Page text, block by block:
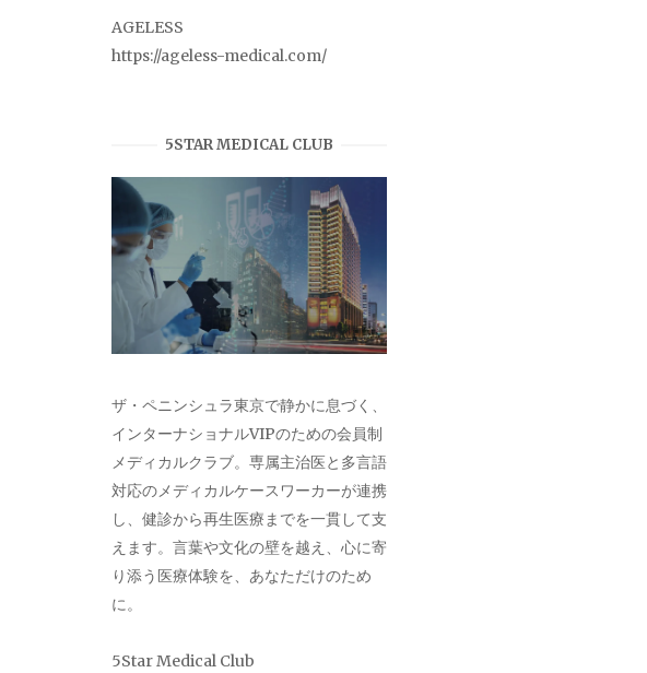
AGELESS
https://ageless-medical.com/
5STAR MEDICAL CLUB
ザ・ペニンシュラ東京で静かに息づく、
インターナショナルVIPのための会員制
メディカルクラブ。専属主治医と多言語
対応のメディカルケースワーカーが連携
し、健診から再生医療までを一貫して支
えます。言葉や文化の壁を越え、心に寄
り添う医療体験を、あなただけのため
に。
5Star Medical Club